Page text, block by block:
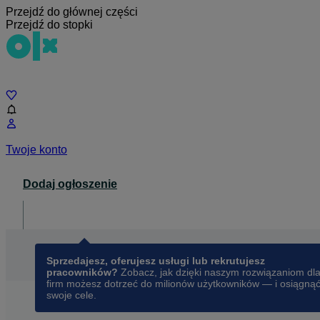
Przejdź do głównej części
Przejdź do stopki
Twoje konto
Dodaj ogłoszenie
Sprzedajesz, oferujesz usługi lub rekrutujesz
pracowników? Zobacz, jak dzięki naszym rozwiązaniom dla
firm możesz dotrzeć do milionów użytkowników — i osiągnąć
swoje cele.